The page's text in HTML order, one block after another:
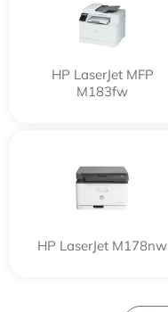
HP LaserJet MFP
M183fw
HP LaserJet M178nw